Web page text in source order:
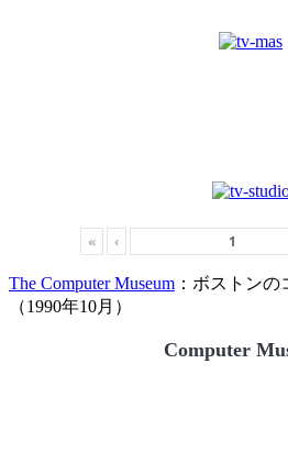
« ‹
The Computer Museum ：ボストン
（1990年10月）
Computer